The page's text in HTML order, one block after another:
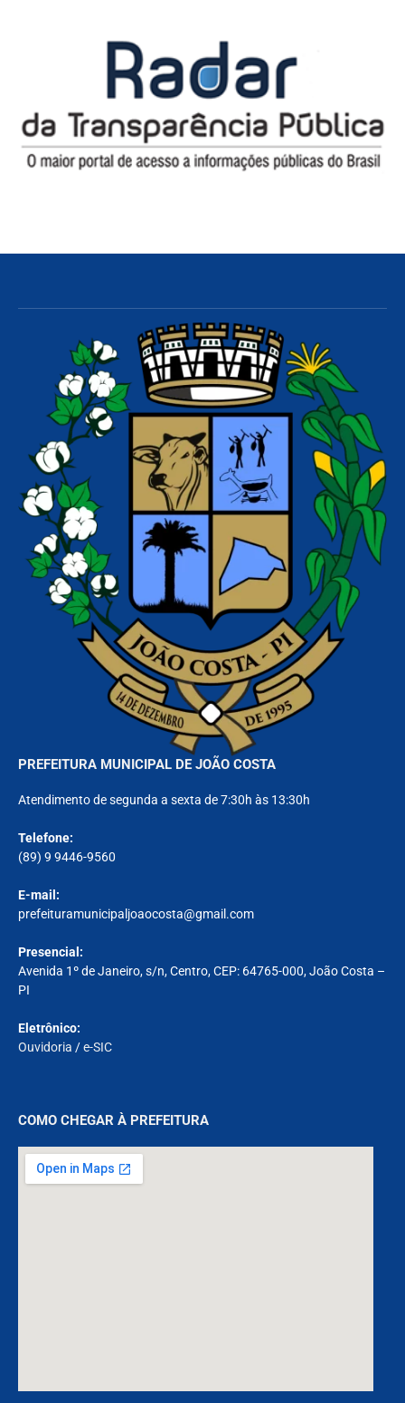
PREFEITURA MUNICIPAL DE JOÃO COSTA
Atendimento de segunda a sexta de 7:30h às 13:30h
Telefone:
(89) 9 9446-9560
E-mail:
prefeituramunicipaljoaocosta@gmail.com
Presencial:
Avenida 1º de Janeiro, s/n, Centro, CEP: 64765-000, João Costa –
PI
Eletrônico:
Ouvidoria /e-SIC
COMO CHEGAR À PREFEITURA